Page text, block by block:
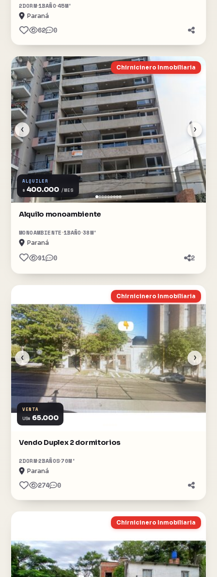
2DORM 1BAÑO45M²
Paraná
62 0
‹ ›
Chirnicinero Inmobiliaria
ALQUILER
$ 400.000 /MES
Alquilo monoambiente
MONOAMBIENTE 1BAÑO 38M²
Paraná
91 0 2
‹ ›
Chirnicinero Inmobiliaria
VENTA
US$ 65.000
Vendo Duplex 2 dormitorios
2DORM2BAÑOS70M²
Paraná
274 0
Chirnicinero Inmobiliaria